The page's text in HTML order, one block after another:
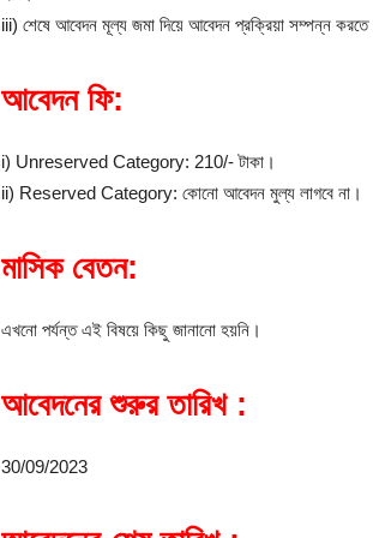
iii) শেষে আবেদন মূল্য জমা দিয়ে আবেদন প্রক্রিয়া সম্পন্ন করতে
আবেদন ফি:
i) Unreserved Category: 210/- টাকা।
ii) Reserved Category: কোনো আবেদন মুল্য লাগবে না।
মাসিক বেতন:
এখনো পর্যন্ত এই বিষয়ে কিছু জানানো হয়নি।
আবেদনের শুরুর তারিখ :
30/09/2023